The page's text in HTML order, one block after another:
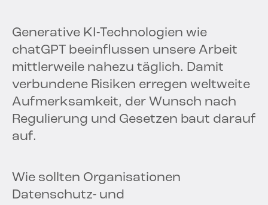
Generative KI-Technologien wie
chatGPT beeinflussen unsere Arbeit
mittlerweile nahezu täglich. Damit
verbundene Risiken erregen weltweite
Aufmerksamkeit, der Wunsch nach
Regulierung und Gesetzen baut darauf
auf.
Wie sollten Organisationen
Datenschutz- und